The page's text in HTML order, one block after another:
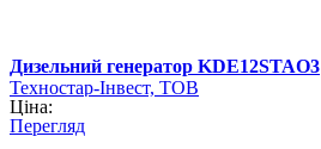
Дизельний генератор KDE12STAO3
Техностар-Інвест, ТОВ
Ціна:
Перегляд